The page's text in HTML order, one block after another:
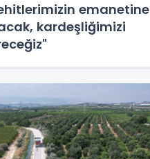
emanetine
kardeşliğimizi